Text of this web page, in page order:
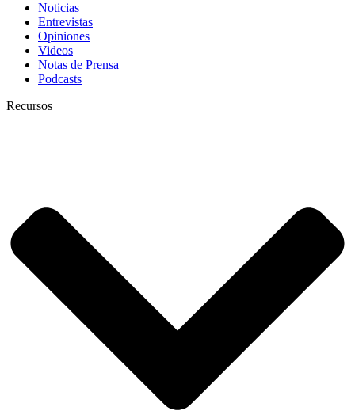
Noticias
Entrevistas
Opiniones
Videos
Notas de Prensa
Podcasts
Recursos